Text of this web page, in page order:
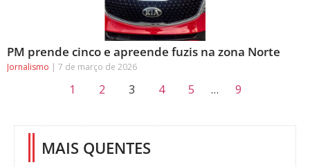
PM prende cinco e apreende fuzis na zona Norte
Jornalismo 7 de março de 2026
1 2 3 4 5 … 9
MAIS QUENTES